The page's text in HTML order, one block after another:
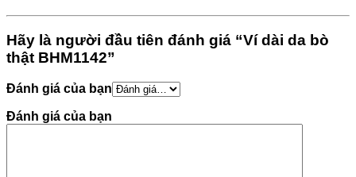
Hãy là người đầu tiên đánh giá “Ví dài da bò
thật BHM1142”
Đánh giá của bạn
Đánh giá của bạn